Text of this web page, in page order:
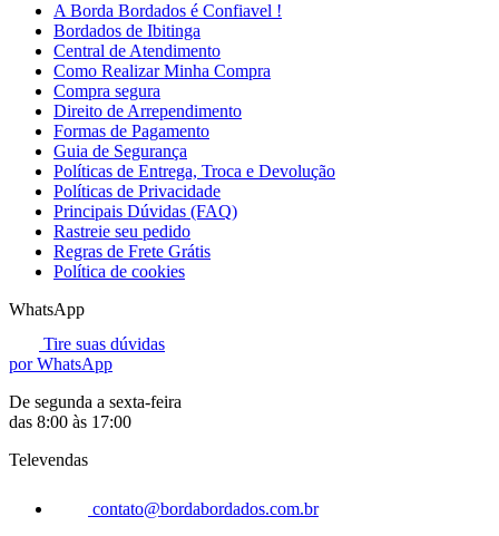
A Borda Bordados é Confiavel !
Bordados de Ibitinga
Central de Atendimento
Como Realizar Minha Compra
Compra segura
Direito de Arrependimento
Formas de Pagamento
Guia de Segurança
Políticas de Entrega, Troca e Devolução
Políticas de Privacidade
Principais Dúvidas (FAQ)
Rastreie seu pedido
Regras de Frete Grátis
Política de cookies
WhatsApp
Tire suas dúvidas
por WhatsApp
De segunda a sexta-feira
das 8:00 às 17:00
Televendas
contato@bordabordados.com.br